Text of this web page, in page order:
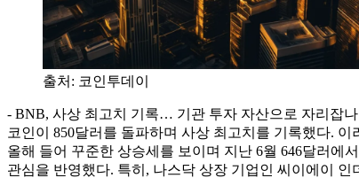
출처: 코인투데이
- BNB, 사상 최고치 기록… 기관 투자 자산으로 자리잡
코인이 850달러를 돌파하며 사상 최고치를 기록했다.
올해 들어 꾸준한 상승세를 보이며 지난 6월 646달러에
관심을 반영했다. 특히, 나스닥 상장 기업인 씨이에이 인